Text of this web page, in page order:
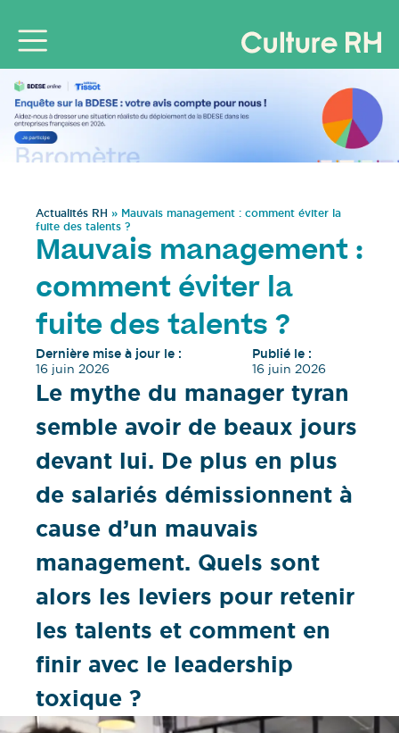
Actualités RH » Mauvais management : comment éviter la
fuite des talents ?
Mauvais management :
comment éviter la
fuite des talents ?
Dernière mise à jour le :
16 juin 2026
Publié le :
16 juin 2026
Le mythe du manager tyran
semble avoir de beaux jours
devant lui. De plus en plus
de salariés démissionnent à
cause d’un mauvais
management. Quels sont
alors les leviers pour retenir
les talents et comment en
finir avec le leadership
toxique ?